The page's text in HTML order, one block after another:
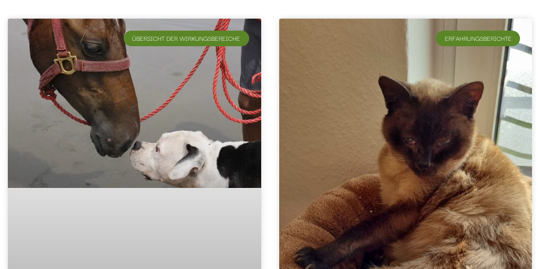
ÜBERSICHT DER WIRKUNGSBEREICHE ERFAHRUNGSBERICHTE